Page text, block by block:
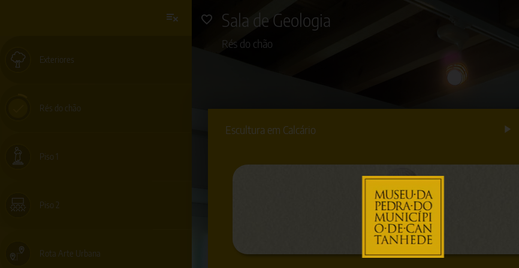
Projeto financiado pela Direção-Geral do Património Cultural: ProMuseus
Exteriores
Rés do chão
Piso 1
Piso 2
Rota Arte Urbana
Sala de Geologia
Rés do chão
Escultura em Calcário